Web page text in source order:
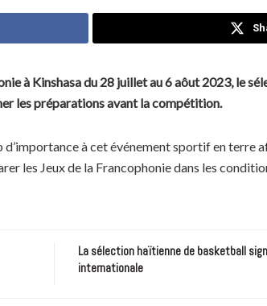
à Kinshasa du 28 juillet au 6 aôut 2023, le
les préparations avant la compétition.
à cet événement sportif en terre
les Jeux de la Francophonie dans les
La sélection haïtienne de basketball
internationale